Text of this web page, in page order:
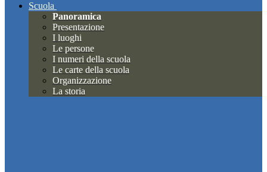
Scuola
Panoramica
Presentazione
I luoghi
Le persone
I numeri della scuola
Le carte della scuola
Organizzazione
La storia